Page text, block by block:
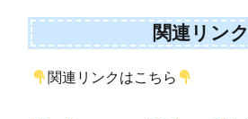
関連リンク
関連リンクはこちら